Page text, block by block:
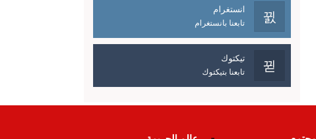
انستغرام
تابعنا بانستغرام
تيكتوك
تابعنا بتيكتوك